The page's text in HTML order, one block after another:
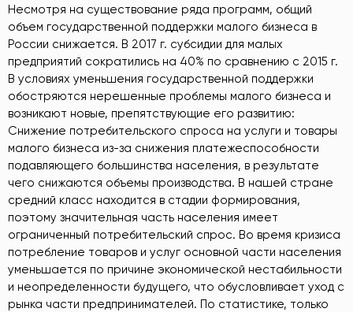
Несмотря на существование ряда программ, общий
объем государственной поддержки малого бизнеса в
России снижается. В 2017 г. субсидии для малых
предприятий сократились на 40% по сравнению с 2015 г.
В условиях уменьшения государственной поддержки
обостряются нерешенные проблемы малого бизнеса и
возникают новые, препятствующие его развитию:
Снижение потребительского спроса на услуги и товары
малого бизнеса из-за снижения платежеспособности
подавляющего большинства населения, в результате
чего снижаются объемы производства. В нашей стране
средний класс находится в стадии формирования,
поэтому значительная часть населения имеет
ограниченный потребительский спрос. Во время кризиса
потребление товаров и услуг основной части населения
уменьшается по причине экономической нестабильности
и неопределенности будущего, что обусловливает уход с
рынка части предпринимателей. По статистике, только